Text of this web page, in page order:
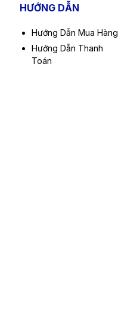
HƯỚNG DẪN
Hướng Dẫn Mua Hàng
Hướng Dẫn Thanh
Toán